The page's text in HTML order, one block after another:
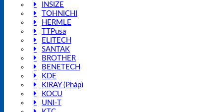
INSIZE
TOHNICHI
HERMLE
TTPusa
ELITECH
SANTAK
BROTHER
BENETECH
KDE
KIRAY (Pháp)
KOCU
UNI-T